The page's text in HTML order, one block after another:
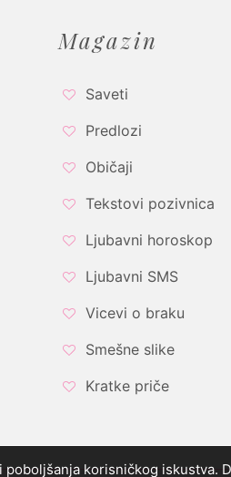
Magazin
Saveti
Predlozi
Običaji
Tekstovi pozivnica
Ljubavni horoskop
Ljubavni SMS
Vicevi o braku
Smešne slike
Kratke priče
korisničkog